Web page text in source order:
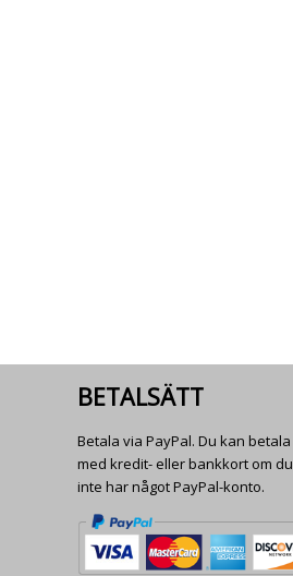
BETALSÄTT
Betala via PayPal. Du kan betala
med kredit- eller bankkort om du
inte har något PayPal-konto.